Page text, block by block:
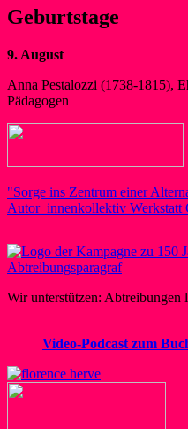
Geburtstage
9. August
Anna Pestalozzi (1738-1815),
Pädagogen
"Sorge ins Zentrum einer
Autor_innenkollektiv Werkstatt
Wir unterstützen: Abtreibungen
Video-Podcast zum